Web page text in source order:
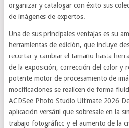
organizar y catalogar con éxito sus
de imágenes de expertos.
Una de sus principales ventajas es su
herramientas de edición, que incluye
recortar y cambiar el tamaño hasta
de la exposición, corrección del color y
potente motor de procesamiento de
modificaciones se realicen de forma
ACDSee Photo Studio Ultimate 2026
aplicación versátil que sobresale en la
trabajo fotográfico y el aumento de la